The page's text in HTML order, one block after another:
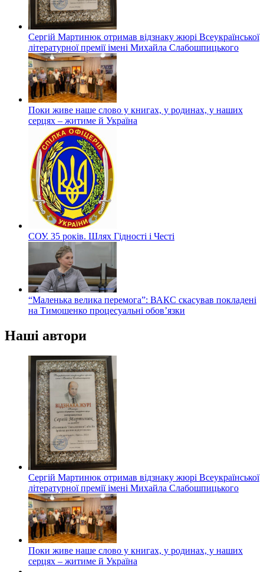
Сергій Мартинюк отримав відзнаку жюрі Всеукраїнської
літературної премії імені Михайла Слабошпицького
Поки живе наше слово у книгах, у родинах, у наших
серцях – житиме й Україна
СОУ. 35 років. Шлях Гідності і Честі
“Маленька велика перемога”: ВАКС скасував покладені
на Тимошенко процесуальні обов’язки
Наші автори
Сергій Мартинюк отримав відзнаку жюрі Всеукраїнської
літературної премії імені Михайла Слабошпицького
Поки живе наше слово у книгах, у родинах, у наших
серцях – житиме й Україна